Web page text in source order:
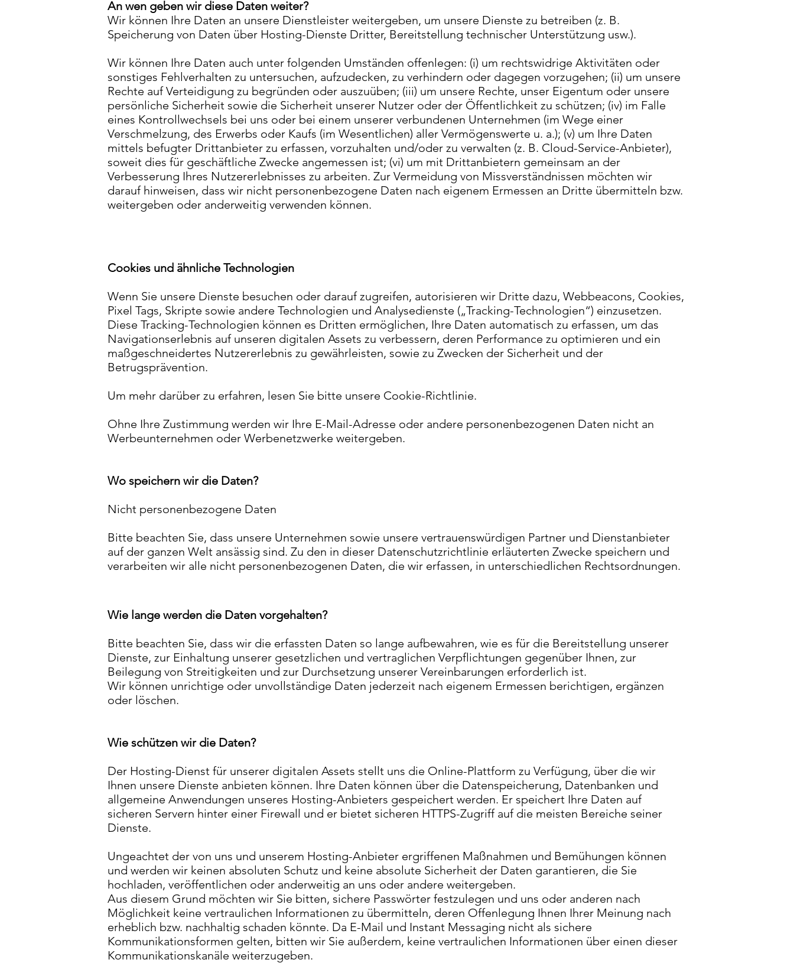
An wen geben wir diese Daten weiter?
Wir können Ihre Daten an unsere Dienstleister weitergeben, um unsere Dienste zu betreiben (z. B.
Speicherung von Daten über Hosting-Dienste Dritter, Bereitstellung technischer Unterstützung usw.).
Wir können Ihre Daten auch unter folgenden Umständen offenlegen: (i) um rechtswidrige Aktivitäten oder
sonstiges Fehlverhalten zu untersuchen, aufzudecken, zu verhindern oder dagegen vorzugehen; (ii) um unsere
Rechte auf Verteidigung zu begründen oder auszuüben; (iii) um unsere Rechte, unser Eigentum oder unsere
persönliche Sicherheit sowie die Sicherheit unserer Nutzer oder der Öffentlichkeit zu schützen; (iv) im Falle
eines Kontrollwechsels bei uns oder bei einem unserer verbundenen Unternehmen (im Wege einer
Verschmelzung, des Erwerbs oder Kaufs (im Wesentlichen) aller Vermögenswerte u. a.); (v) um Ihre Daten
mittels befugter Drittanbieter zu erfassen, vorzuhalten und/oder zu verwalten (z. B. Cloud-Service-Anbieter),
soweit dies für geschäftliche Zwecke angemessen ist; (vi) um mit Drittanbietern gemeinsam an der
Verbesserung Ihres Nutzererlebnisses zu arbeiten. Zur Vermeidung von Missverständnissen möchten wir
darauf hinweisen, dass wir nicht personenbezogene Daten nach eigenem Ermessen an Dritte übermitteln bzw.
weitergeben oder anderweitig verwenden können.
Cookies und ähnliche Technologien
Wenn Sie unsere Dienste besuchen oder darauf zugreifen, autorisieren wir Dritte dazu, Webbeacons, Cookies,
Pixel Tags, Skripte sowie andere Technologien und Analysedienste („Tracking-Technologien“) einzusetzen.
Diese Tracking-Technologien können es Dritten ermöglichen, Ihre Daten automatisch zu erfassen, um das
Navigationserlebnis auf unseren digitalen Assets zu verbessern, deren Performance zu optimieren und ein
maßgeschneidertes Nutzererlebnis zu gewährleisten, sowie zu Zwecken der Sicherheit und der
Betrugsprävention.
Um mehr darüber zu erfahren, lesen Sie bitte unsere Cookie-Richtlinie.
Ohne Ihre Zustimmung werden wir Ihre E-Mail-Adresse oder andere personenbezogenen Daten nicht an
Werbeunternehmen oder Werbenetzwerke weitergeben.
Wo speichern wir die Daten?
Nicht personenbezogene Daten
Bitte beachten Sie, dass unsere Unternehmen sowie unsere vertrauenswürdigen Partner und Dienstanbieter
auf der ganzen Welt ansässig sind. Zu den in dieser Datenschutzrichtlinie erläuterten Zwecke speichern und
verarbeiten wir alle nicht personenbezogenen Daten, die wir erfassen, in unterschiedlichen Rechtsordnungen.
Wie lange werden die Daten vorgehalten?
Bitte beachten Sie, dass wir die erfassten Daten so lange aufbewahren, wie es für die Bereitstellung unserer
Dienste, zur Einhaltung unserer gesetzlichen und vertraglichen Verpflichtungen gegenüber Ihnen, zur
Beilegung von Streitigkeiten und zur Durchsetzung unserer Vereinbarungen erforderlich ist.
Wir können unrichtige oder unvollständige Daten jederzeit nach eigenem Ermessen berichtigen, ergänzen
oder löschen.
Wie schützen wir die Daten?
Der Hosting-Dienst für unserer digitalen Assets stellt uns die Online-Plattform zu Verfügung, über die wir
Ihnen unsere Dienste anbieten können. Ihre Daten können über die Datenspeicherung, Datenbanken und
allgemeine Anwendungen unseres Hosting-Anbieters gespeichert werden. Er speichert Ihre Daten auf
sicheren Servern hinter einer Firewall und er bietet sicheren HTTPS-Zugriff auf die meisten Bereiche seiner
Dienste.
Ungeachtet der von uns und unserem Hosting-Anbieter ergriffenen Maßnahmen und Bemühungen können
und werden wir keinen absoluten Schutz und keine absolute Sicherheit der Daten garantieren, die Sie
hochladen, veröffentlichen oder anderweitig an uns oder andere weitergeben.
Aus diesem Grund möchten wir Sie bitten, sichere Passwörter festzulegen und uns oder anderen nach
Möglichkeit keine vertraulichen Informationen zu übermitteln, deren Offenlegung Ihnen Ihrer Meinung nach
erheblich bzw. nachhaltig schaden könnte. Da E-Mail und Instant Messaging nicht als sichere
Kommunikationsformen gelten, bitten wir Sie außerdem, keine vertraulichen Informationen über einen dieser
Kommunikationskanäle weiterzugeben.